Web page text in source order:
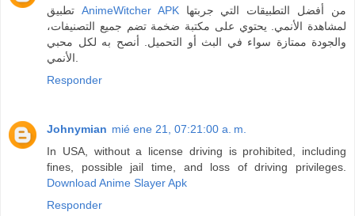
AnimeWitcher APK من أفضل التطبيقات التي جربتها
لمشاهدة الأنمي. يحتوي على مكتبة ضخمة تضم جميع التصنيفات،
والجودة ممتازة سواء في البث أو التحميل. أنصح به لكل محبي
Responder
Johnymian mié ene 21, 07:21:00 a. m.
In USA, without a license driving is prohibited, including
fines, possible jail time, and loss of driving privileges.
Download Anime Slayer Apk
Responder